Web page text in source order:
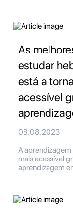
As
estudar
está a
acessível
08.08.2023
A
mais acessível
aprendizagem